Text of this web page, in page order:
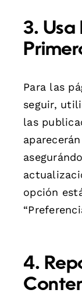
3. Usa
Para las
seguir,
las
opción
4.